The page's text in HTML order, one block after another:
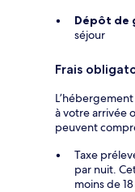
Dépôt de
séjour
Frais
à votre arrivée
peuvent
Taxe
par nuit.
moins de